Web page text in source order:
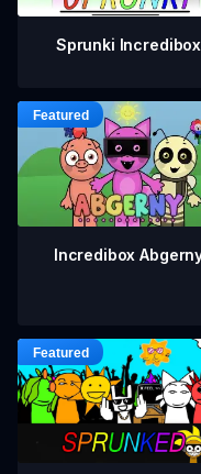
Sprunki Incredibox
Incredibox